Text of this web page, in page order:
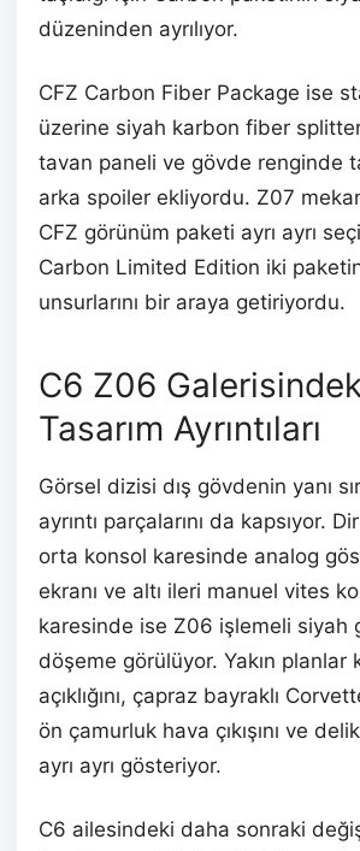
düzeninden ayrılıyor.
CFZ Carbon Fiber Package ise
üzerine siyah karbon fiber
tavan paneli ve gövde renginde
arka spoiler ekliyordu. Z07
CFZ görünüm paketi ayrı ayrı
Carbon Limited Edition iki
unsurlarını bir araya getiriyordu.
C6 Z06
Tasarım Ayrıntıları
Görsel dizisi dış gövdenin yanı
ayrıntı parçalarını da kapsıyor.
orta konsol karesinde analog
ekranı ve altı ileri manuel vites
karesinde ise Z06 işlemeli siyah
döşeme görülüyor. Yakın planlar
açıklığını, çapraz bayraklı
ön çamurluk hava çıkışını ve
ayrı ayrı gösteriyor.
C6 ailesindeki daha sonraki